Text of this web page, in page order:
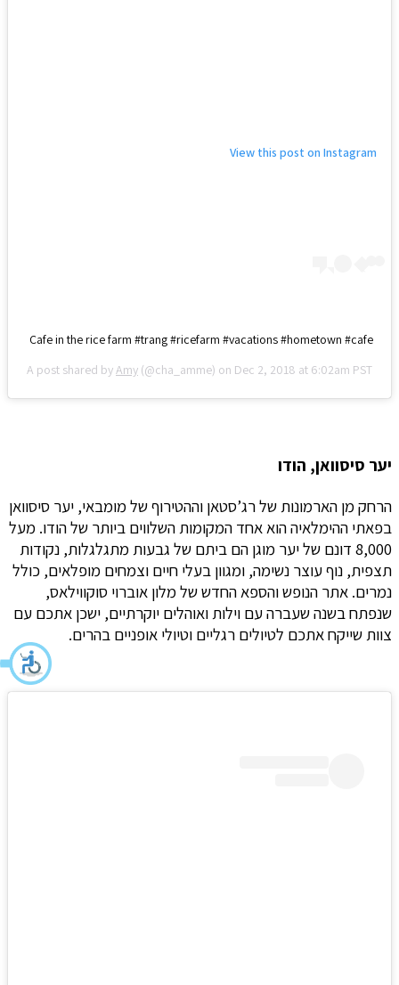
View this post on Instagram
Cafe in the rice farm #trang #ricefarm #vacations #hometown #cafe
A post shared byAmy (@cha_amme) on Dec 2, 2018 at 6:02am PST
יער סיסוואן, הודו
הרחק מן הארמונות של רג’סטאן וההטירוף של מומבאי, יער סיסוואן
בפאתי ההימלאיה הוא אחד המקומות השלווים ביותר של הודו. מעל
8,000 דונם של יער מוגן הם ביתם של גבעות מתגלגלות, נקודות
תצפית, נוף עוצר נשימה, ומגוון בעלי חיים וצמחים מופלאים, כולל
נמרים. אתר הנופש והספא החדש של מלון אוברוי סוקווילאס,
שנפתח בשנה שעברה עם וילות ואוהלים יוקרתיים, ישכן אתכם עם
צוות שייקח אתכם לטיולים רגליים וטיולי אופניים בהרים.